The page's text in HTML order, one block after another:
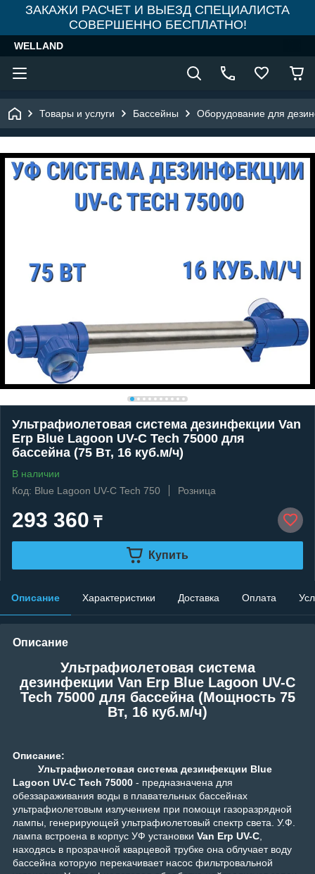
ЗАКАЖИ РАСЧЕТ И ВЫЕЗД СПЕЦИАЛИСТА
СОВЕРШЕННО БЕСПЛАТНО!
WELLAND
Товары и услуги Бассейны Оборудование для
Ультрафиолетовая система дезинфекции Van
Erp Blue Lagoon UV-C Tech 75000 для
бассейна (75 Вт, 16 куб.м/ч)
В наличии
Код: Blue Lagoon UV-C Tech 750
Розница
293 360 ₸
Купить
Описание Характеристики Доставка Оплата
Описание
Ультрафиолетовая система
дезинфекции Van Erp Blue Lagoon UV-C
Tech 75000 для бассейна (Мощность 75
Вт, 16 куб.м/ч)
Описание:
Ультрафиолетовая система дезинфекции Blue
Lagoon UV-C Tech 75000 - предназначена для
обеззараживания воды в плавательных бассейнах
ультрафиолетовым излучением при помощи газоразрядной
лампы, генерирующей ультрафиолетовый спектр света. У.Ф.
лампа встроена в корпус УФ установки Van Erp UV-C,
находясь в прозрачной кварцевой трубке она облучает воду
бассейна которую перекачивает насос фильтровальной